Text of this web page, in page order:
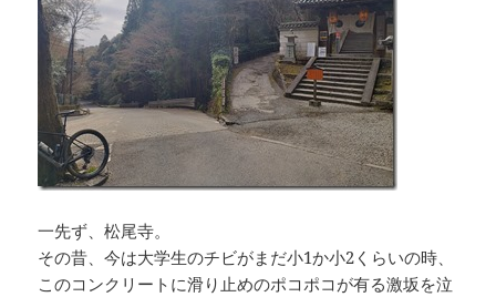
一先ず、松尾寺。
その昔、今は大学生のチビがまだ小1か小2くらいの時、
このコンクリートに滑り止めのポコポコが有る激坂を泣